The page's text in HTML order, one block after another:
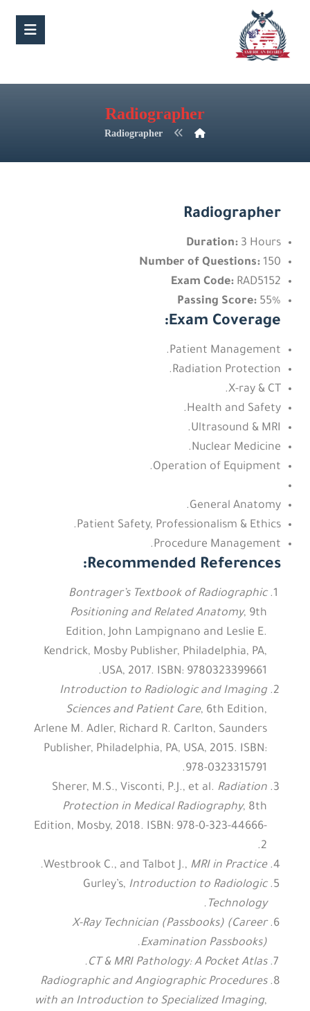
Radiographer
Radiographer
Radiographer
Duration:3 Hours
Number of Questions:150
Exam Code:RAD5152
Passing Score:55%
Exam Coverage:
Patient Management.
Radiation Protection.
X-ray & CT.
Health and Safety.
Ultrasound & MRI.
Nuclear Medicine.
Operation of Equipment.
General Anatomy.
Patient Safety, Professionalism & Ethics.
Procedure Management.
Recommended References:
Bontrager’s Textbook of Radiographic
Positioning and Related Anatomy, 9th
Edition, John Lampignano and Leslie E.
Kendrick, Mosby Publisher, Philadelphia, PA,
USA, 2017. ISBN: 9780323399661.
Introduction to Radiologic and Imaging
Sciences and Patient Care, 6th Edition,
Arlene M. Adler, Richard R. Carlton, Saunders
Publisher, Philadelphia, PA, USA, 2015. ISBN:
978-0323315791.
Sherer, M.S., Visconti, P.J., et al. Radiation
Protection in Medical Radiography, 8th
Edition, Mosby, 2018. ISBN: 978-0-323-44666-
2.
Westbrook C., and Talbot J., MRI in Practice.
Gurley’s, Introduction to Radiologic
Technology.
X-Ray Technician (Passbooks) (Career
Examination Passbooks).
CT & MRI Pathology: A Pocket Atlas.
Radiographic and Angiographic Procedures
with an Introduction to Specialized Imaging,